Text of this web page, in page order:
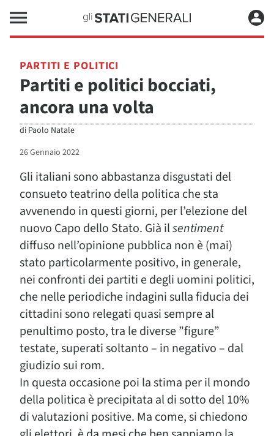
PARTITI E POLITICI
Partiti e politici bocciati,
ancora una volta
di Paolo Natale
26 Gennaio 2022
Gli italiani sono abbastanza disgustati del
consueto teatrino della politica che sta
avvenendo in questi giorni, per l’elezione del
nuovo Capo dello Stato. Già ilsentiment
diffuso nell’opinione pubblica non è (mai)
stato particolarmente positivo, in generale,
nei confronti dei partiti e degli uomini politici,
che nelle periodiche indagini sulla fiducia dei
cittadini sono relegati quasi sempre al
penultimo posto, tra le diverse ”figure”
testate, superati soltanto – in negativo – dal
giudizio sui rom.
In questa occasione poi la stima per il mondo
della politica è precipitata al di sotto del 10%
di valutazioni positive. Ma come, si chiedono